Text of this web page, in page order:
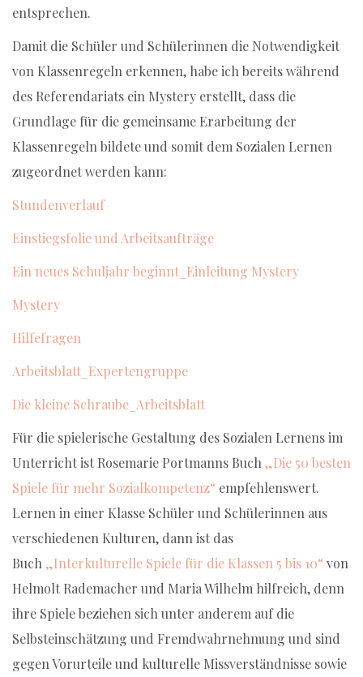
entsprechen.
Damit die Schüler und Schülerinnen die Notwendigkeit
von Klassenregeln erkennen, habe ich bereits während
des Referendariats ein Mystery erstellt, dass die
Grundlage für die gemeinsame Erarbeitung der
Klassenregeln bildete und somit dem Sozialen Lernen
zugeordnet werden kann:
Stundenverlauf
Einstiegsfolie und Arbeitsaufträge
Ein neues Schuljahr beginnt_Einleitung Mystery
Mystery
Hilfefragen
Arbeitsblatt_Expertengruppe
Die kleine Schraube_Arbeitsblatt
Für die spielerische Gestaltung des Sozialen Lernens im
Unterricht ist Rosemarie Portmanns Buch „Die 50 besten
Spiele für mehr Sozialkompetenz“ empfehlenswert.
Lernen in einer Klasse Schüler und Schülerinnen aus
verschiedenen Kulturen, dann ist das
Buch „Interkulturelle Spiele für die Klassen 5 bis 10“ von
Helmolt Rademacher und Maria Wilhelm hilfreich, denn
ihre Spiele beziehen sich unter anderem auf die
Selbsteinschätzung und Fremdwahrnehmung und sind
gegen Vorurteile und kulturelle Missverständnisse sowie